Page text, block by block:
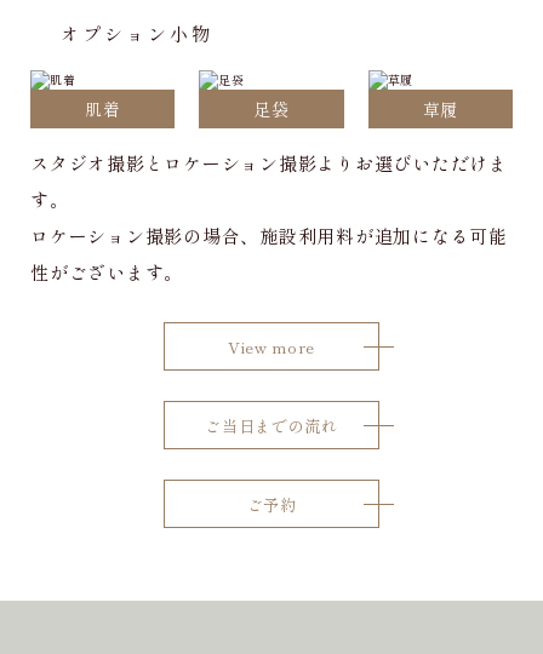
オプション小物
肌着 足袋 草履
スタジオ撮影とロケーション撮影よりお選びいただけま
す。
ロケーション撮影の場合、施設利用料が追加になる可能
性がございます。
View more
ご当日までの流れ
ご予約